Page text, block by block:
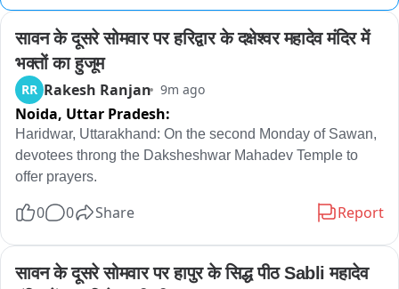
सावन के दूसरे सोमवार पर हरिद्वार के दक्षेश्वर महादेव मंदिर में
भक्तों का हुजूम
RR Rakesh Ranjan 9m ago
Noida, Uttar Pradesh:
Haridwar, Uttarakhand: On the second Monday of Sawan,
devotees throng the Daksheshwar Mahadev Temple to
offer prayers.
0 0 Share Report
सावन के दूसरे सोमवार पर हापुर के सिद्ध पीठ Sabli महादेव